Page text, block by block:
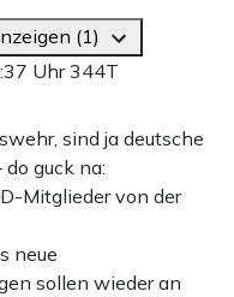
(1)
Uhr344T
sind ja deutsche
guck na:
Mitglieder von der
neue
sollen wieder an